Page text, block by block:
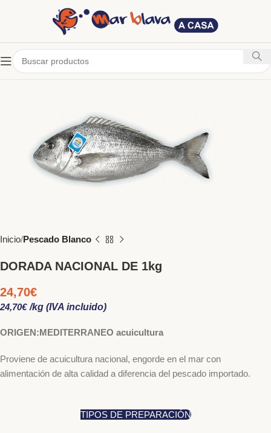
Inicio Pescado Blanco
DORADA NACIONAL DE 1kg
24,70€
24,70€ /kg (IVA incluido)
ORIGEN:MEDITERRANEO acuicultura
Proviene de acuicultura nacional, engorde en el mar con
alimentación de alta calidad a diferencia del pescado importado.
TIPOS DE PREPARACIÓN